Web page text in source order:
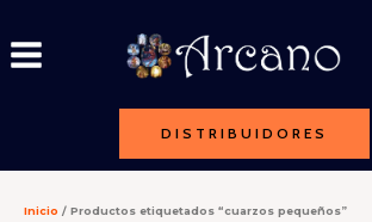
al
DISTRIBUIDORES
Inicio / Productos etiquetados “cuarzos pequeños”